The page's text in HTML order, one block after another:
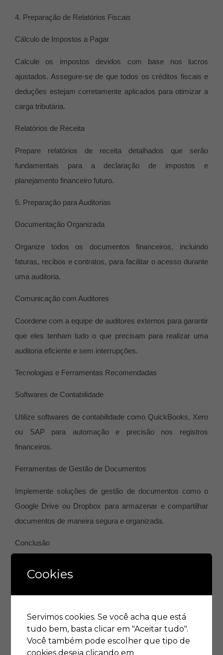
4. Preparação de Relatórios Fiscais
Cálculo de Impostos a Pagar
Calcule os impostos devidos com base nos lucros
ajustados. Assegure-se de que todos os créditos fiscais e
deduções estejam corretamente aplicados para otimizar a
carga tributária.
Relatórios de Receita
Prepare relatórios de receita detalhados que serão
fundamentais para a declaração de impostos e
planejamento financeiro futuro.
5. Preparação para Auditorias
Documentação Organizada
Organize todos os documentos financeiros, incluindo
faturas, recibos e contratos, para facilitar o acesso durante
uma auditoria.
Comunicação com Auditores
Coordene com a equipe de auditores externos para garantir
que eles tenham tudo o que precisam para realizar uma
auditoria eficiente e sem interrupções.
Tecnologias e Ferramentas Recomendadas
Softwares de Contabilidade
Utilize softwares de contabilidade como QuickBooks, Xero
ou SAP para automação e precisão nos registros
financeiros.
Ferramentas de Gestão de Documentos
Implemente soluções de gestão de documentos como o
Google Drive ou Dropbox para armazenar e compartilhar
documentos de maneira segura e organizada.
Conclusão
requer preparação cuidadosa e atenção aos detalhes.
Seguindo este checklist, administradores podem assegurar
obrigações fiscais e legais, mas também se posiciona para
um desempenho financeiro robusto no futuro. Além disso, o
Cookies
Servimos cookies. Se você acha que está
tudo bem, basta clicar em "Aceitar tudo".
Você também pode escolher que tipo de
cookies deseja clicando em